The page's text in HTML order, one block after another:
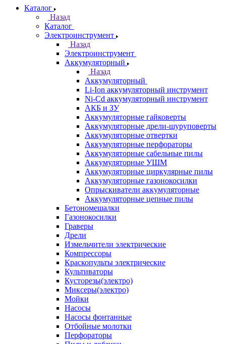
Каталог
Назад
Каталог
Электроинструмент
Назад
Электроинструмент
Аккумуляторный
Назад
Аккумуляторный
Li-Ion аккумуляторный инструмент
Ni-Cd аккумуляторный инструмент
АКБ и ЗУ
Аккумуляторные гайковерты
Аккумуляторные дрели-шуруповерты
Аккумуляторные отвертки
Аккумуляторные перфораторы
Аккумуляторные сабельные пилы
Аккумуляторные УШМ
Аккумуляторные циркулярные пилы
Аккумуляторные газонокосилки
Опрыскиватели аккумуляторные
Аккумуляторные цепные пилы
Бетономешалки
Газонокосилки
Граверы
Дрели
Измельчители электрические
Компрессоры
Краскопульты электрические
Культиваторы
Кусторезы(электро)
Миксеры(электро)
Мойки
Насосы
Насосы фонтанные
Отбойные молотки
Перфораторы